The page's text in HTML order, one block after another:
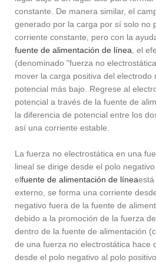
constante. De manera similar, el
generado por la carga por sí solo no
corriente constante, pero con la
fuente de alimentación de línea , el
(denominado "fuerza no
mover la carga positiva del electrodo
potencial más bajo. Regrese al
potencial a través de la fuente de
la diferencia de potencial entre los
así una corriente estable.
La fuerza no electrostática en una
lineal se dirige desde el polo
elfuente de alimentación de líneaestá
externo, se forma una corriente
negativo fuera de la fuente de
debido a la promoción de la fuerza
dentro de la fuente de alimentación
de una fuerza no electrostática hace
desde el polo negativo al polo